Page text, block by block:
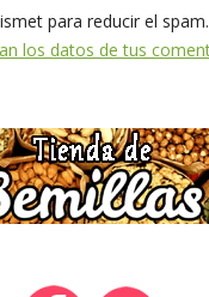
para reducir el spam.
los datos de tus